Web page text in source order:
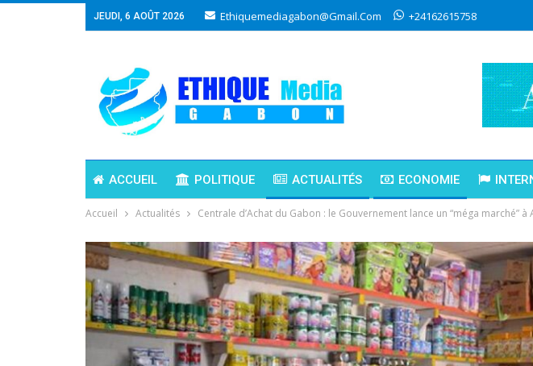
JEUDI, 6 AOÛT 2026 Ethiquemediagabon@gmail.com +24162615758
ACCUEIL POLITIQUE ACTUALITÉS ECONOMIE
Accueil Actualités Centrale d’Achat du Gabon : le Gouvernement lance un “méga marché”